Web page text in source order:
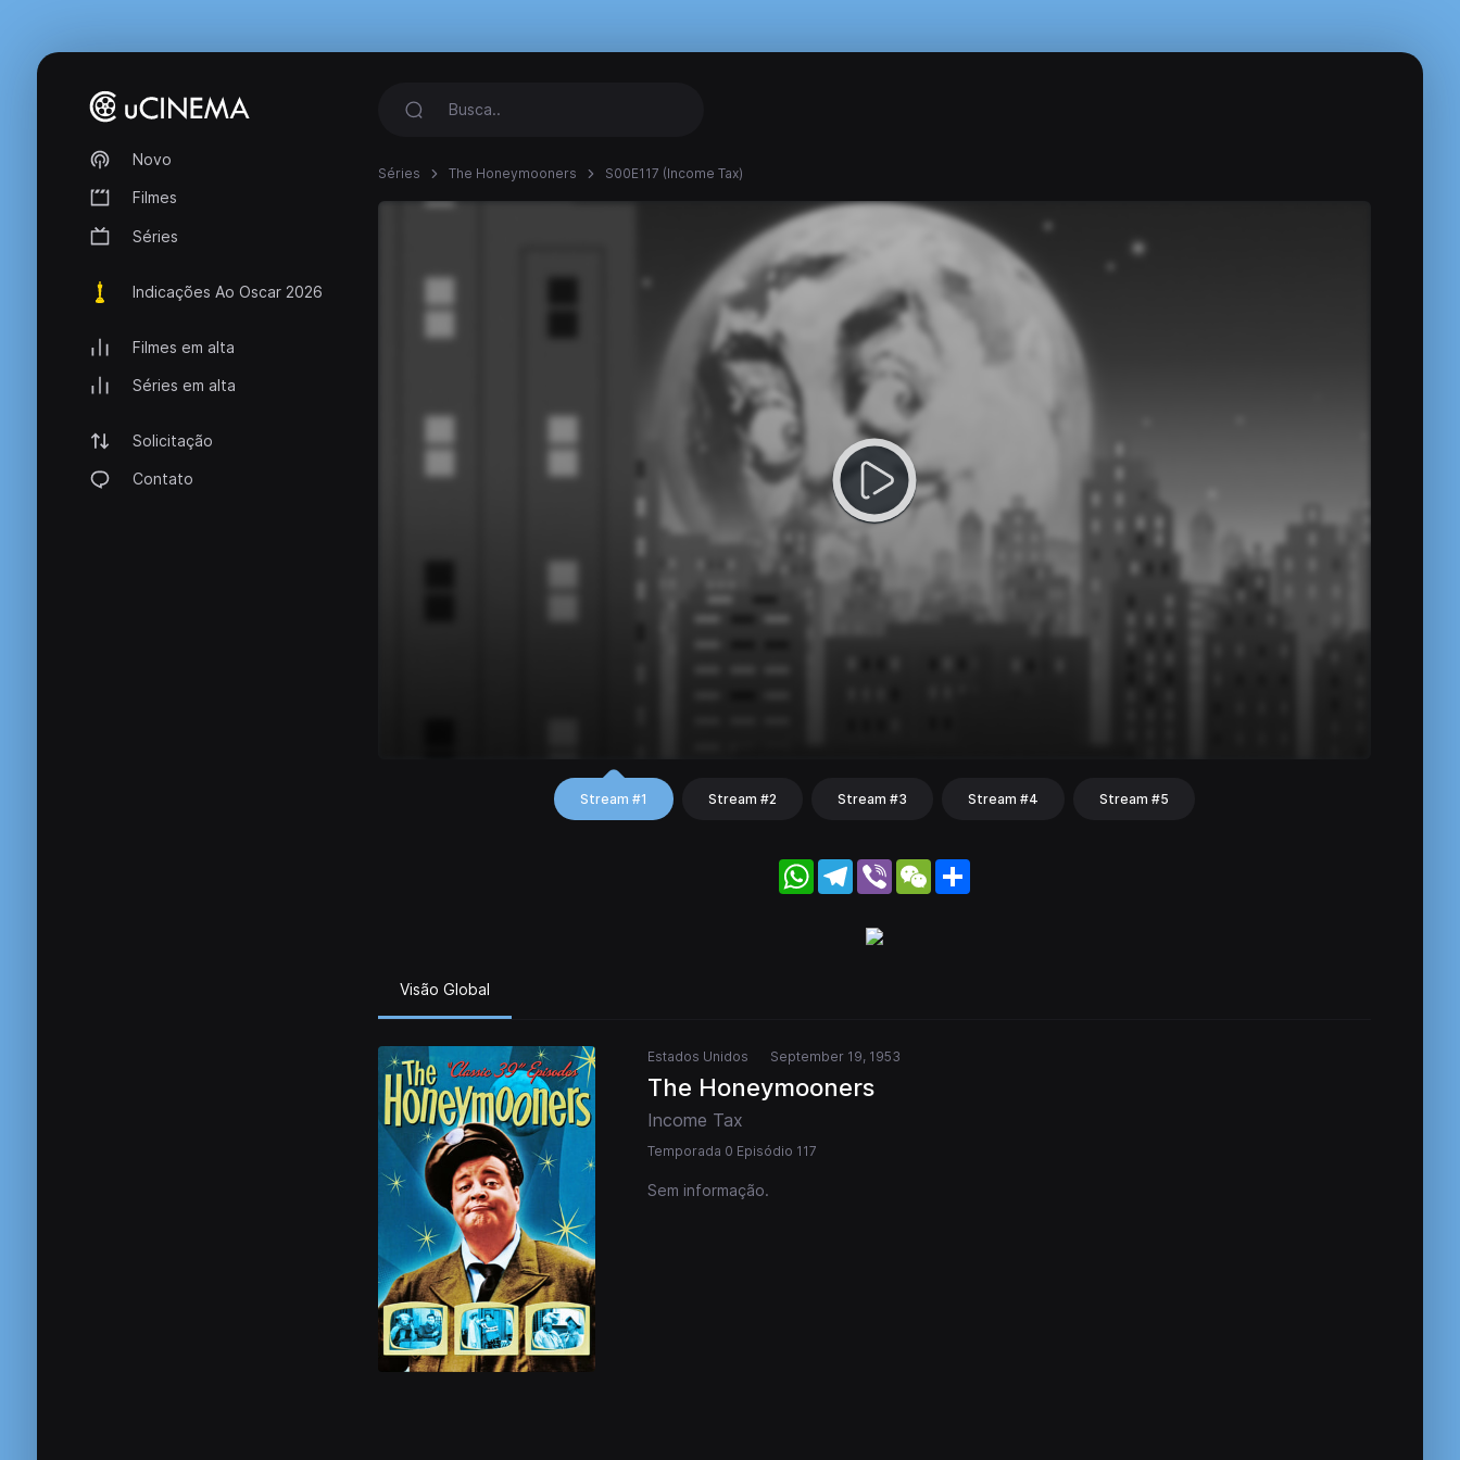
Novo
Filmes
Séries
Indicações Ao Oscar 2026
Filmes em alta
Séries em alta
Solicitação
Contato
Séries The Honeymooners S00E117 (Income Tax)
Stream #1 Stream #2 Stream #3 Stream #4 Stream #5
WhatsApp
Telegram
Viber WeChat
Visão Global
Estados Unidos September 19, 1953
The Honeymooners
Income Tax
Temporada 0 Episódio 117
Sem informação.